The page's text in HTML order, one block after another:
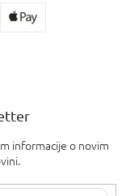
informacije o novim